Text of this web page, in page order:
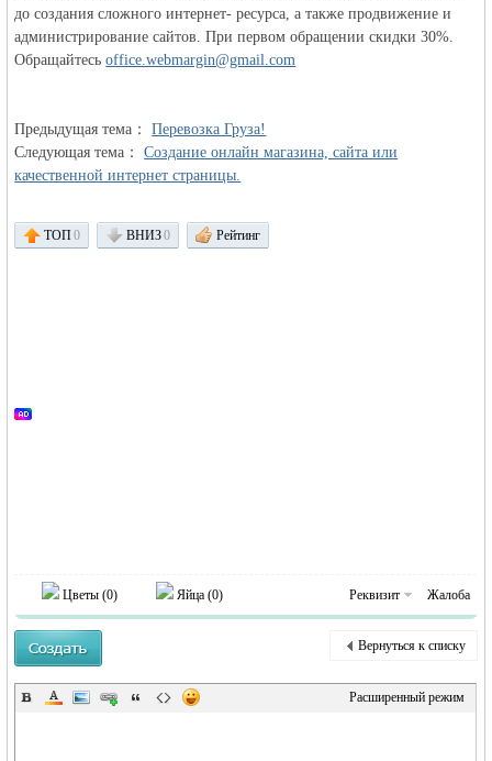
до создания сложного интернет- ресурса, а также продвижение и
администрирование сайтов. При первом обращении скидки 30%.
Обращайтесьoffice.webmargin@gmail.com
Предыдущая тема：Перевозка Груза!
Следующая тема：Создание онлайн магазина, сайта или
качественной интернет страницы.
ТОП0 ВНИЗ0 Рейтинг
Цветы (0) Яйца (0) Реквизит Жалоба
Вернуться к списку
Расширенный режим